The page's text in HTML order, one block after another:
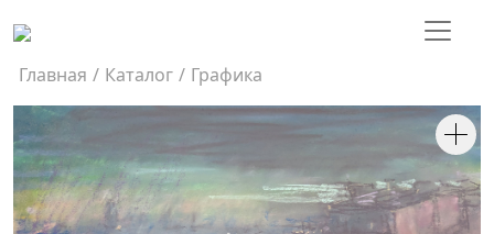
Главная / Каталог / Графика